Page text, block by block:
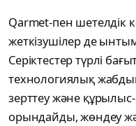
Qarmet-пен шетелдік
жеткізушілер де
Серіктестер түрлі
технологиялық
зерттеу және
орындайды, жөндеу